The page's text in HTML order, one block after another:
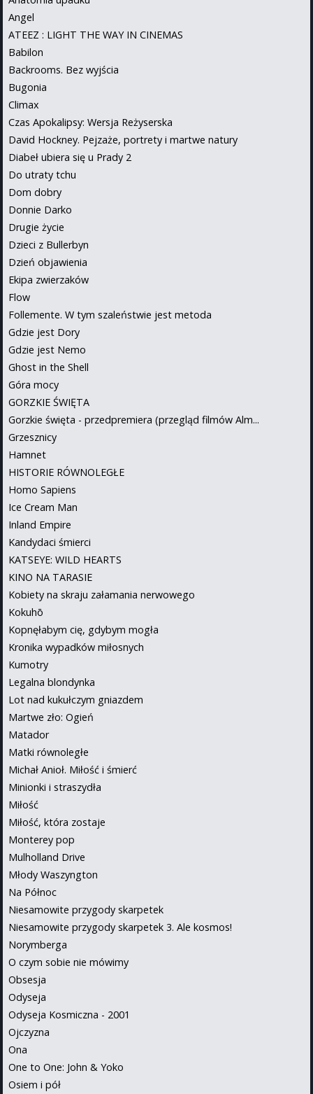
Angel
ATEEZ : LIGHT THE WAY IN CINEMAS
Babilon
Backrooms. Bez wyjścia
Bugonia
Climax
Czas Apokalipsy: Wersja Reżyserska
David Hockney. Pejzaże, portrety i martwe natury
Diabeł ubiera się u Prady 2
Do utraty tchu
Dom dobry
Donnie Darko
Drugie życie
Dzieci z Bullerbyn
Dzień objawienia
Ekipa zwierzaków
Flow
Follemente. W tym szaleństwie jest metoda
Gdzie jest Dory
Gdzie jest Nemo
Ghost in the Shell
Góra mocy
GORZKIE ŚWIĘTA
Gorzkie święta - przedpremiera (przegląd filmów Alm...
Grzesznicy
Hamnet
HISTORIE RÓWNOLEGŁE
Homo Sapiens
Ice Cream Man
Inland Empire
Kandydaci śmierci
KATSEYE: WILD HEARTS
KINO NA TARASIE
Kobiety na skraju załamania nerwowego
Kokuhō
Kopnęłabym cię, gdybym mogła
Kronika wypadków miłosnych
Kumotry
Legalna blondynka
Lot nad kukułczym gniazdem
Martwe zło: Ogień
Matador
Matki równoległe
Michał Anioł. Miłość i śmierć
Minionki i straszydła
Miłość
Miłość, która zostaje
Monterey pop
Mulholland Drive
Młody Waszyngton
Na Północ
Niesamowite przygody skarpetek
Niesamowite przygody skarpetek 3. Ale kosmos!
Norymberga
O czym sobie nie mówimy
Obsesja
Odyseja
Odyseja Kosmiczna - 2001
Ojczyzna
Ona
One to One: John & Yoko
Osiem i pół